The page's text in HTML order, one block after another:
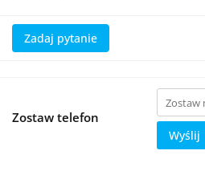
Zadaj pytanie
Zostaw telefon
Wyślij